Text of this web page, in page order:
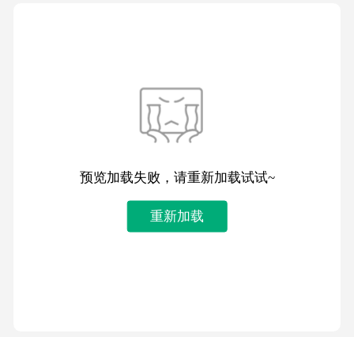
预览加载失败，请重新加载试试~
重新加载